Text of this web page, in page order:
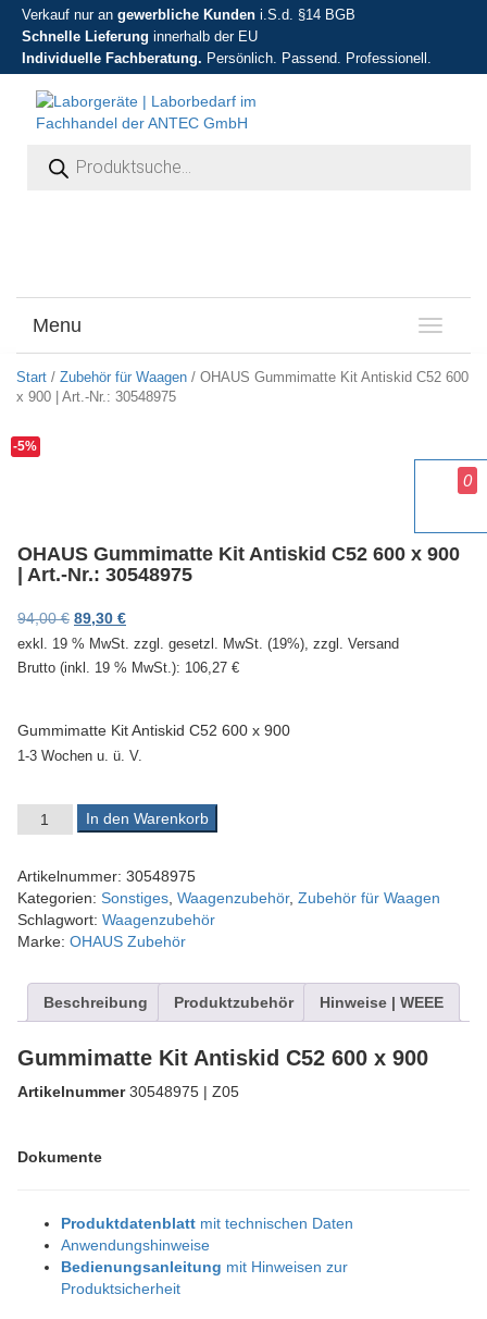
Verkauf nur an gewerbliche Kunden i.S.d. §14 BGB
Schnelle Lieferung innerhalb der EU
Individuelle Fachberatung. Persönlich. Passend. Professionell.
T
o
g
n
g
Menu
Start / Zubehör für Waagen / OHAUS Gummimatte Kit Antiskid C52 600
x 900 | Art.-Nr.: 30548975
-5%
OHAUS Gummimatte Kit Antiskid C52 600 x 900
| Art.-Nr.: 30548975
94,00€ Ursprünglicher Preis war: 94,00 €
89,30 €Aktueller Preis ist: 89,30 €.
exkl. 19 % MwSt. zzgl. gesetzl. MwSt. (19%), zzgl. Versand
Brutto (inkl. 19 % MwSt.): 106,27 €
Gummimatte Kit Antiskid C52 600 x 900
1-3 Wochen u. ü. V.
OHAUS Gummimatte Kit Antiskid C52 600 x 900 | Art.-Nr.:
In den Warenkorb
Artikelnummer: 30548975
Kategorien: Sonstiges Waagenzubehör, Zubehör für Waagen
Schlagwort: Waagenzubehör
Marke: OHAUS Zubehör
Beschreibung Produktzubehör Hinweise | WEEE
Gummimatte Kit Antiskid C52 600 x 900
Artikelnummer30548975 | Z05
Dokumente
Produktdatenblatt mit technischen Daten
Anwendungshinweise
Bedienungsanleitung mit Hinweisen zur
Produktsicherheit
0